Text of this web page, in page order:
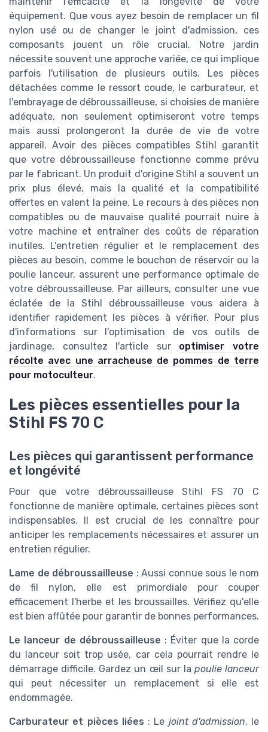
équipement. Que vous ayez besoin de remplacer un fil
nylon usé ou de changer le joint d'admission, ces
composants jouent un rôle crucial. Notre jardin
nécessite souvent une approche variée, ce qui implique
parfois l'utilisation de plusieurs outils. Les pièces
détachées comme le ressort coude, le carburateur, et
l'embrayage de débroussailleuse, si choisies de manière
adéquate, non seulement optimiseront votre temps
mais aussi prolongeront la durée de vie de votre
appareil. Avoir des pièces compatibles Stihl garantit
que votre débroussailleuse fonctionne comme prévu
par le fabricant. Un produit d'origine Stihl a souvent un
prix plus élevé, mais la qualité et la compatibilité
offertes en valent la peine. Le recours à des pièces non
compatibles ou de mauvaise qualité pourrait nuire à
votre machine et entraîner des coûts de réparation
inutiles. L'entretien régulier et le remplacement des
pièces au besoin, comme le bouchon de réservoir ou la
poulie lanceur, assurent une performance optimale de
votre débroussailleuse. Par ailleurs, consulter une vue
éclatée de la Stihl débroussailleuse vous aidera à
identifier rapidement les pièces à vérifier. Pour plus
d'informations sur l'optimisation de vos outils de
jardinage, consultez l'article sur optimiser votre
récolte avec une arracheuse de pommes de terre
pour motoculteur.
Les pièces essentielles pour la
Stihl FS 70 C
Les pièces qui garantissent performance
et longévité
Pour que votre débroussailleuse Stihl FS 70 C
fonctionne de manière optimale, certaines pièces sont
indispensables. Il est crucial de les connaître pour
anticiper les remplacements nécessaires et assurer un
entretien régulier.
Lame de débroussailleuse : Aussi connue sous le nom
de fil nylon, elle est primordiale pour couper
efficacement l'herbe et les broussailles. Vérifiez qu'elle
est bien affûtée pour garantir de bonnes performances.
Le lanceur de débroussailleuse : Éviter que la corde
du lanceur soit trop usée, car cela pourrait rendre le
démarrage difficile. Gardez un œil sur la poulie lanceur
qui peut nécessiter un remplacement si elle est
endommagée.
Carburateur et pièces liées : Le joint d'admission, le